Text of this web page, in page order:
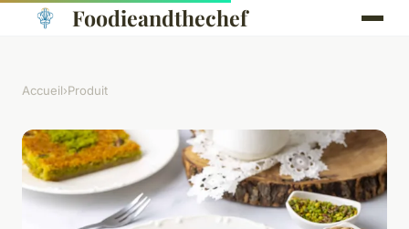
Foodieandthechef
Accueil›Produit